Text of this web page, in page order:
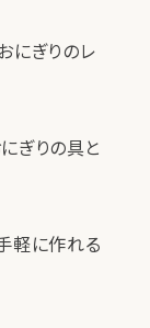
にぎりのレ
ぎりの具と
軽に作れる